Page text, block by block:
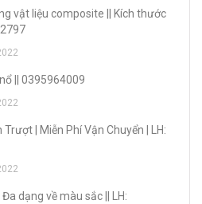
vật liệu composite || Kích thước
|| 0395964009
| Miễn Phí Vận Chuyển | LH:
dạng về màu sắc || LH: